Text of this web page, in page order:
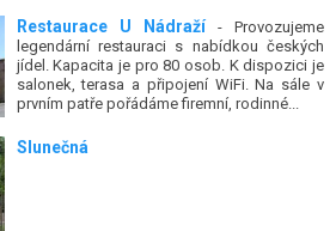
Restaurace U Nádraží- Provozujeme
legendární restauraci s nabídkou českých
jídel. Kapacita je pro 80 osob. K dispozici je
salonek, terasa a připojení WiFi. Na sále v
prvním patře pořádáme firemní, rodinné...
Slunečná